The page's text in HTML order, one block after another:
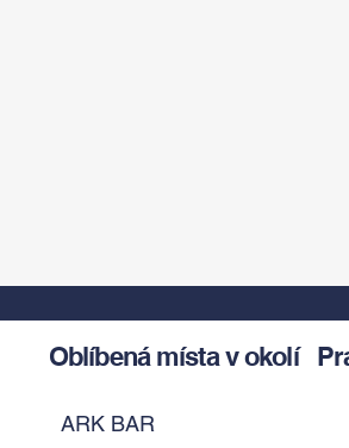
Oblíbená místa v okolí
ARK BAR